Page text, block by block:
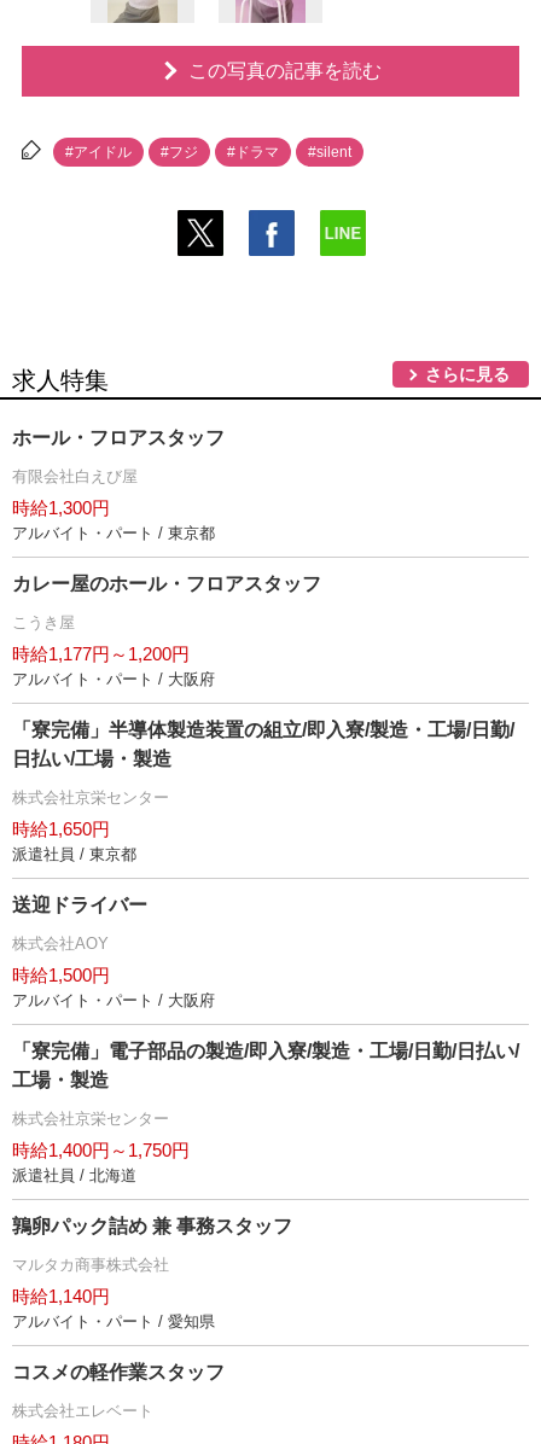
この写真の記事を読む
#アイドル #フジ #ドラマ #silent
求人特集 さらに見る
ホール・フロアスタッフ
有限会社白えび屋
時給1,300円
アルバイト・パート / 東京都
カレー屋のホール・フロアスタッフ
こうき屋
時給1,177円～1,200円
アルバイト・パート / 大阪府
「寮完備」半導体製造装置の組立/即入寮/製造・工場/日勤/
日払い/工場・製造
株式会社京栄センター
時給1,650円
派遣社員 / 東京都
送迎ドライバー
株式会社AOY
時給1,500円
アルバイト・パート / 大阪府
「寮完備」電子部品の製造/即入寮/製造・工場/日勤/日払い/
工場・製造
株式会社京栄センター
時給1,400円～1,750円
派遣社員 / 北海道
鶉卵パック詰め 兼 事務スタッフ
マルタカ商事株式会社
時給1,140円
アルバイト・パート / 愛知県
コスメの軽作業スタッフ
株式会社エレベート